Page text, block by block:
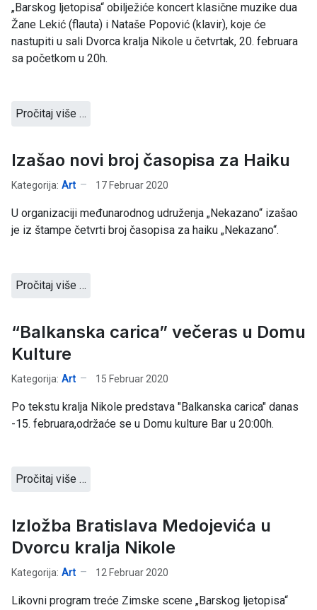
„Barskog ljetopisa“ obilježiće koncert klasične muzike dua
Žane Lekić (flauta) i Nataše Popović (klavir), koje će
nastupiti u sali Dvorca kralja Nikole u četvrtak, 20. februara
sa početkom u 20h.
Pročitaj više …
Izašao novi broj časopisa za Haiku
Kategorija: Art 17 Februar 2020
U organizaciji međunarodnog udruženja „Nekazano“ izašao
je iz štampe četvrti broj časopisa za haiku „Nekazano“.
Pročitaj više …
“Balkanska carica” večeras u Domu
Kulture
Kategorija: Art 15 Februar 2020
Po tekstu kralja Nikole predstava "Balkanska carica" danas
-15. februara,održaće se u Domu kulture Bar u 20:00h.
Pročitaj više …
Izložba Bratislava Medojevića u
Dvorcu kralja Nikole
Kategorija: Art 12 Februar 2020
Likovni program treće Zimske scene „Barskog ljetopisa“